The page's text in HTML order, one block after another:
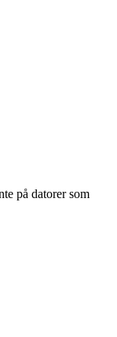
på datorer som